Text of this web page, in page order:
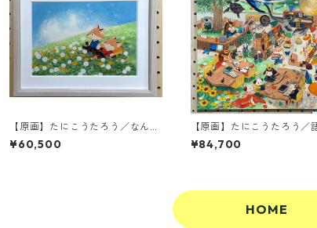
【原画】たにこうたろう／なんで
もない日
¥60,500
【原画】たにこうたろう／
す物語
¥84,700
HOME